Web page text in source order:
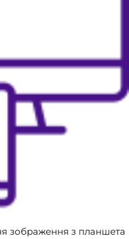
зображення з планшета